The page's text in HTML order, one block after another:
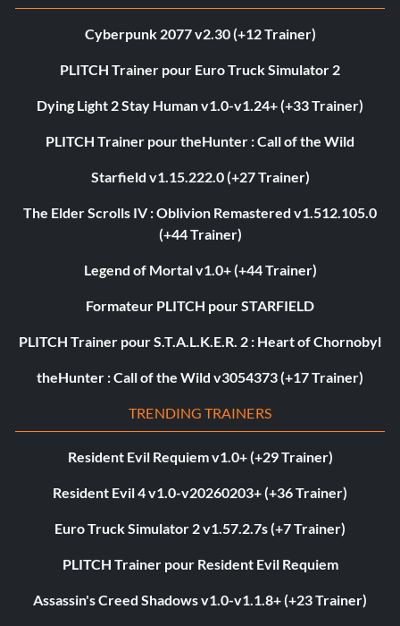
Cyberpunk 2077 v2.30 (+12 Trainer)
PLITCH Trainer pour Euro Truck Simulator 2
Dying Light 2 Stay Human v1.0-v1.24+ (+33 Trainer)
PLITCH Trainer pour theHunter : Call of the Wild
Starfield v1.15.222.0 (+27 Trainer)
The Elder Scrolls IV : Oblivion Remastered v1.512.105.0
(+44 Trainer)
Legend of Mortal v1.0+ (+44 Trainer)
Formateur PLITCH pour STARFIELD
PLITCH Trainer pour S.T.A.L.K.E.R. 2 : Heart of Chornobyl
theHunter : Call of the Wild v3054373 (+17 Trainer)
TRENDING TRAINERS
Resident Evil Requiem v1.0+ (+29 Trainer)
Resident Evil 4 v1.0-v20260203+ (+36 Trainer)
Euro Truck Simulator 2 v1.57.2.7s (+7 Trainer)
PLITCH Trainer pour Resident Evil Requiem
Assassin's Creed Shadows v1.0-v1.1.8+ (+23 Trainer)